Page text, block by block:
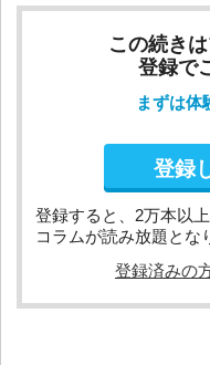
この続き
登録で
まずは体
登録
登録すると、2万本以
コラムが読み放題とな
登録済みの